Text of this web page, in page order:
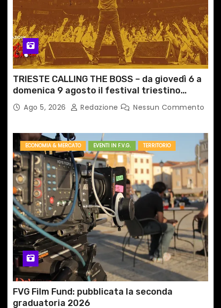
TRIESTE CALLING THE BOSS – da giovedì 6 a
domenica 9 agosto il festival triestino
dedicato a Springsteen
Ago 5, 2026 Redazione Nessun Commento
ECONOMIA & MERCATO EVENTI IN F.V.G. TERRITORIO
FVG Film Fund: pubblicata la seconda
graduatoria 2026